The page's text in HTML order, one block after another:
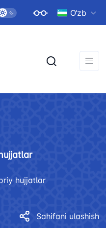
O‘zb
hujjatlar
Sahifani ulashish